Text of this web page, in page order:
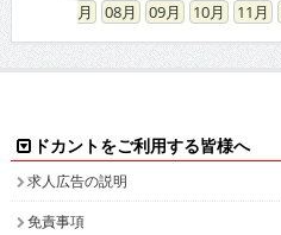
08
09 10 11
ドカントをご利用する皆様へ
求人広告の説明
免責事項